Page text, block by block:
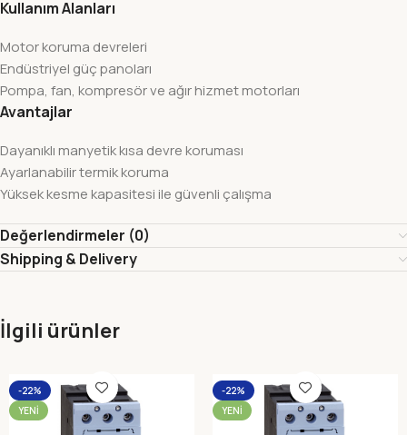
Kullanım Alanları
Motor koruma devreleri
Endüstriyel güç panoları
Pompa, fan, kompresör ve ağır hizmet motorları
Avantajlar
Dayanıklı manyetik kısa devre koruması
Ayarlanabilir termik koruma
Yüksek kesme kapasitesi ile güvenli çalışma
Değerlendirmeler (0)
Shipping & Delivery
İlgili ürünler
-22%
YENI
-22%
YENI